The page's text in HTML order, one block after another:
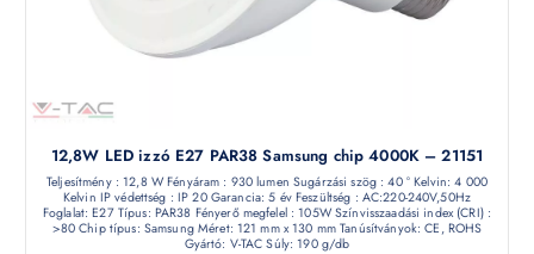
12,8W LED izzó E27 PAR38 Samsung chip 4000K – 21151
Teljesítmény : 12,8 W Fényáram : 930 lumen Sugárzási szög : 40 ° Kelvin: 4 000
Kelvin IP védettség : IP 20 Garancia: 5 év Feszültség : AC:220-240V,50Hz
Foglalat: E27 Típus: PAR38 Fényerő megfelel : 105W Színvisszaadási index (CRI) :
>80 Chip típus: Samsung Méret: 121 mm x 130 mm Tanúsítványok: CE, ROHS
Gyártó: V-TAC Súly: 190 g/db